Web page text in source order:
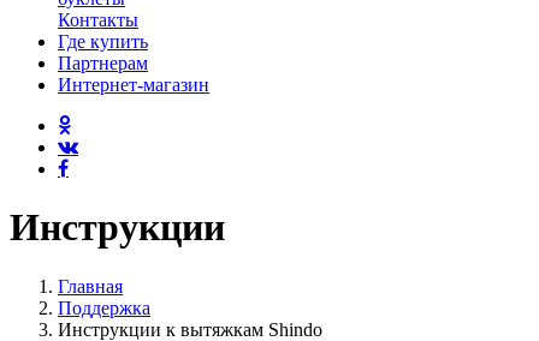
Контакты
Где купить
Партнерам
Интернет-магазин
Инструкции
Главная
Поддержка
Инструкции к вытяжкам Shindo